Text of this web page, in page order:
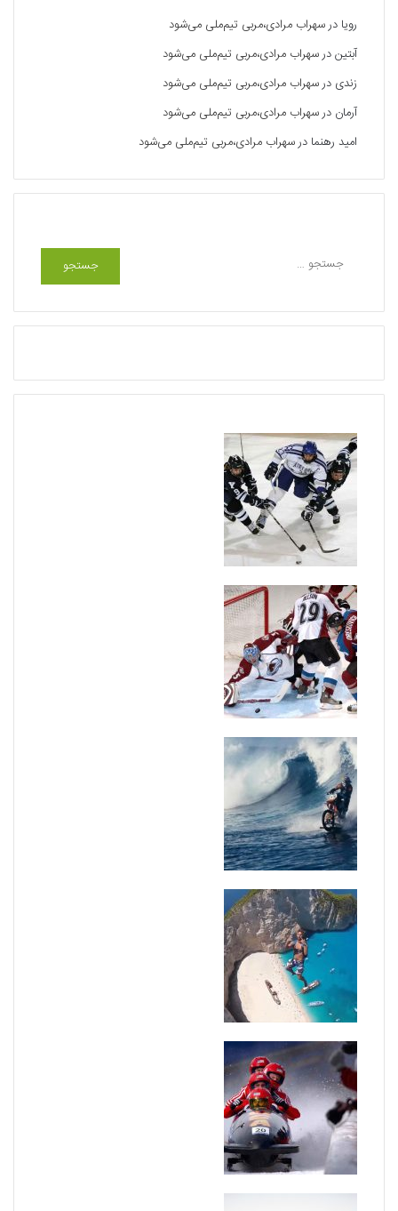
رویا درسهراب مرادی،مربی تیم‌ملی می‌شود
آبتیندرسهراب مرادی،مربی تیم‌ملی می‌شود
زندی درسهراب مرادی،مربی تیم‌ملی می‌شود
آرمان درسهراب مرادی،مربی تیم‌ملی می‌شود
امید رهنما درسهراب مرادی،مربی تیم‌ملی می‌شود
ج
و